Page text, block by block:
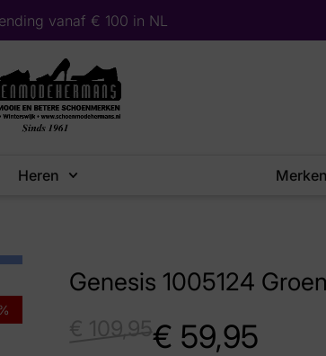
vanaf € 100 in NL
Heren Merken
Genesis 1005124
109,95€ 59,95